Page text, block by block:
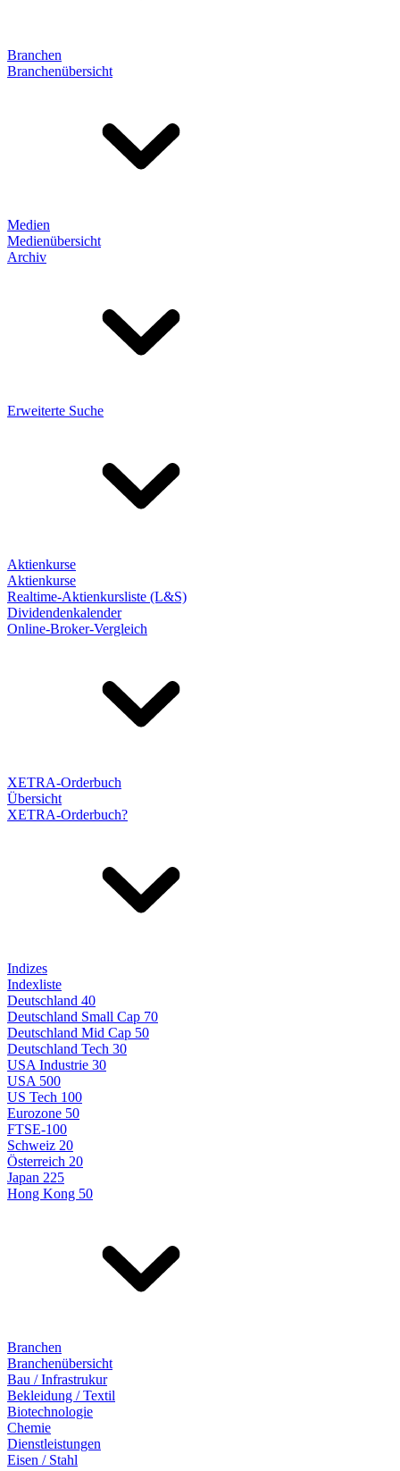
Branchen
Branchenübersicht
Medien
Medienübersicht
Archiv
Erweiterte Suche
Aktienkurse
Aktienkurse
Realtime-Aktienkursliste (L&S)
Dividendenkalender
Online-Broker-Vergleich
XETRA-Orderbuch
Übersicht
XETRA-Orderbuch?
Indizes
Indexliste
Deutschland 40
Deutschland Small Cap 70
Deutschland Mid Cap 50
Deutschland Tech 30
USA Industrie 30
USA 500
US Tech 100
Eurozone 50
FTSE-100
Schweiz 20
Österreich 20
Japan 225
Hong Kong 50
Branchen
Branchenübersicht
Bau / Infrastrukur
Bekleidung / Textil
Biotechnologie
Chemie
Dienstleistungen
Eisen / Stahl